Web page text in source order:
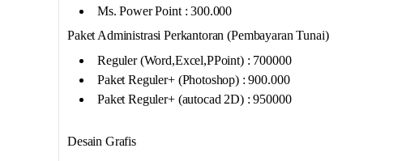
Ms. Power Point : 300.000
Paket Administrasi Perkantoran (Pembayaran Tunai)
Reguler (Word,Excel,PPoint) : 700000
Paket Reguler+ (Photoshop) : 900.000
Paket Reguler+ (autocad 2D) : 950000
Desain Grafis